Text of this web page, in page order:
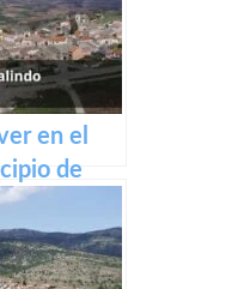
en el
de
de San
en
La